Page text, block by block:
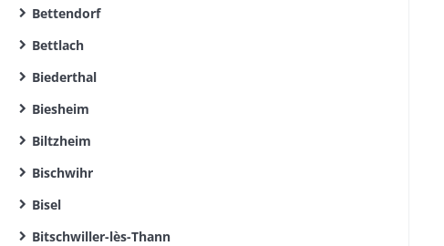
Bettendorf
Bettlach
Biederthal
Biesheim
Biltzheim
Bischwihr
Bisel
Bitschwiller-lès-Thann